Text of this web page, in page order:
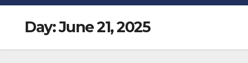
Day:June 21, 2025